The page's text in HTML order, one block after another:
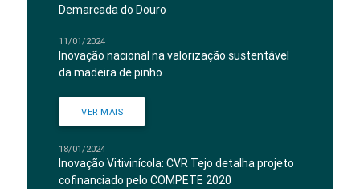
Demarcada do Douro
11/01/2024
Inovação nacional na valorização sustentável
da madeira de pinho
VER MAIS
18/01/2024
Inovação Vitivinícola: CVR Tejo detalha projeto
cofinanciado pelo COMPETE 2020